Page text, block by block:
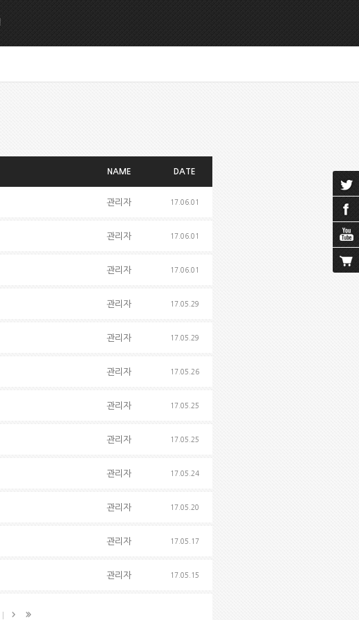
NAME DATE
관리자 17.06.01
관리자 17.06.01
관리자 17.06.01
관리자 17.05.29
관리자 17.05.29
관리자 17.05.26
관리자 17.05.25
관리자 17.05.25
관리자 17.05.24
관리자 17.05.20
관리자 17.05.17
관리자 17.05.15